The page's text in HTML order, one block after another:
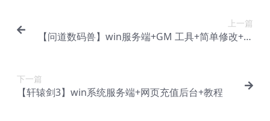
上一篇
【问道数码兽】win服务端+GM 工具+简单修改+教
下一篇
【轩辕剑3】win系统服务端+网页充值后台+教程